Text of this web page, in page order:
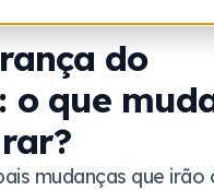
do
o que
mudanças que